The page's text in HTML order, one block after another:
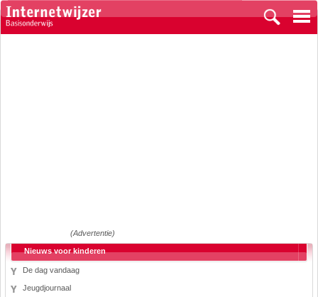
(Advertentie)
Nieuws voor kinderen
De dag vandaag
Jeugdjournaal